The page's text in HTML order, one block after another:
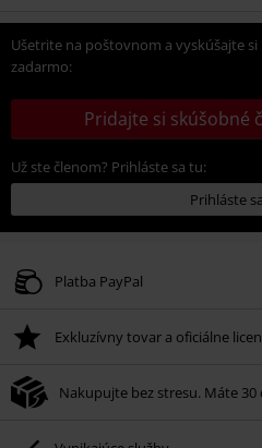
Ušetrite na poštovnom a vyskúšajte si
zadarmo:
Pridajte si skúšobné
Už ste členom? Prihláste sa tu:
Prihláste
Platba PayPal
Exkluzívny tovar a oficiálne
Nakupujte bez stresu. Máte 30